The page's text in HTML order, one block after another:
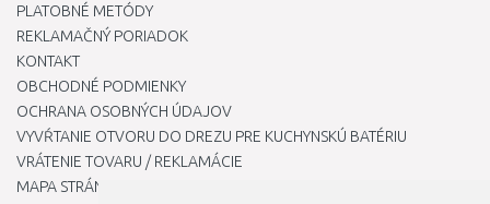
PLATOBNÉ METÓDY
REKLAMAČNÝ PORIADOK
KONTAKT
OBCHODNÉ PODMIENKY
OCHRANA OSOBNÝCH ÚDAJOV
VYVŔTANIE OTVORU DO DREZU PRE KUCHYNSKÚ BATÉRIU
VRÁTENIE TOVARU / REKLAMÁCIE
MAPA STRÁNOK